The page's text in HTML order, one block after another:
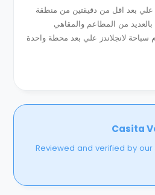
علي بعد اقل من دقيقتين من منطقة
من المطاعم والمقاهي
سباحة لانجلاندز علي بعد محطة واحدة
Casita
Reviewed and verified by